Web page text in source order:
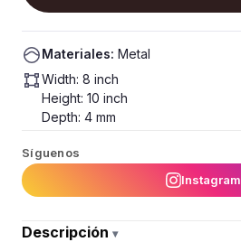
Materiales: Metal
Width: 8 inch
Height: 10 inch
Depth: 4 mm
Síguenos
Instagram
Descripción ▾